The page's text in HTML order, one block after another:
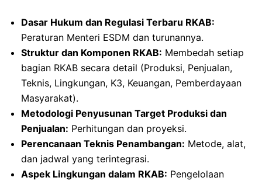
Dasar Hukum dan Regulasi Terbaru RKAB:
Peraturan Menteri ESDM dan turunannya.
Struktur dan Komponen RKAB: Membedah setiap
bagian RKAB secara detail (Produksi, Penjualan,
Teknis, Lingkungan, K3, Keuangan, Pemberdayaan
Masyarakat).
Metodologi Penyusunan Target Produksi dan
Penjualan: Perhitungan dan proyeksi.
Perencanaan Teknis Penambangan: Metode, alat,
dan jadwal yang terintegrasi.
Aspek Lingkungan dalam RKAB: Pengelolaan